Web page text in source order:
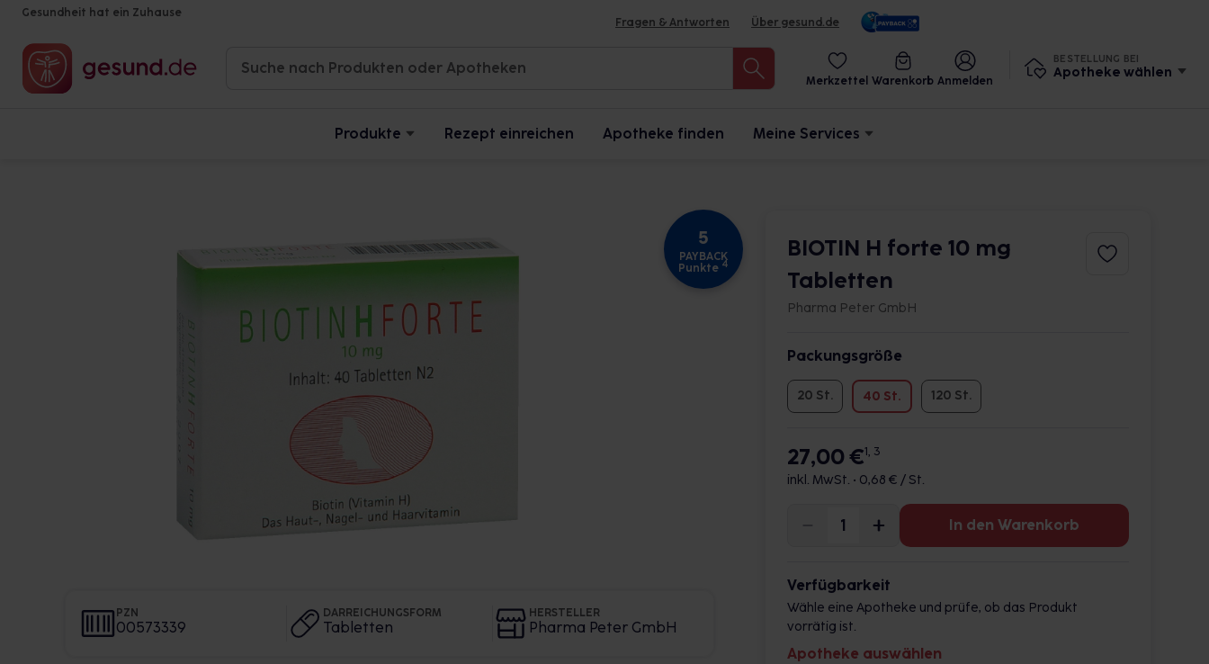
Gesundheit hat ein Zuhause
Fragen & Antworten Über gesund.de
Merkzettel Warenkorb Anmelden
BESTELLUNG BEI
Apotheke wählen
Produkte Rezept einreichen Apotheke finden Meine Services
5
PAYBACK
Punkte 4
PZN
00573339
DARREICHUNGSFORM
Tabletten
HERSTELLER
Pharma Peter GmbH
BIOTIN H forte 10 mg
Tabletten
Pharma Peter GmbH
Packungsgröße
20 St. 40 St. 120 St.
27,00 €1, 3
inkl. MwSt. • 0,68 € / St.
In den Warenkorb
Verfügbarkeit
Wähle eine Apotheke und prüfe, ob das Produkt
vorrätig ist.
Apotheke auswählen